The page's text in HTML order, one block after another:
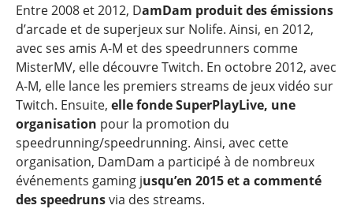
Entre 2008 et 2012, DamDam produit des émissions
d’arcade et de superjeux sur Nolife. Ainsi, en 2012,
avec ses amis A-M et des speedrunners comme
MisterMV, elle découvre Twitch. En octobre 2012, avec
A-M, elle lance les premiers streams de jeux vidéo sur
Twitch. Ensuite, elle fonde SuperPlayLive, une
organisation pour la promotion du
speedrunning/speedrunning. Ainsi, avec cette
organisation, DamDam a participé à de nombreux
événements gaming jusqu’en 2015 et a commenté
des speedrunsvia des streams.